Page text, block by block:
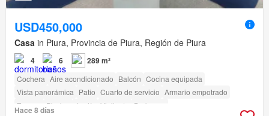
USD450,000
Casa in Piura, Provincia de Piura, Región de Piura
4 6 289 m²
Cochera Aire acondicionado Balcón Cocina equipada
Vista panorámica Patio Cuarto de servicio Armario empotrado
Terraza
Piscina Jardín Vigilante Barbacoa
Hace 8 días